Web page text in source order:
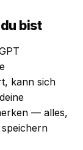
bist
kann sich
— alles,